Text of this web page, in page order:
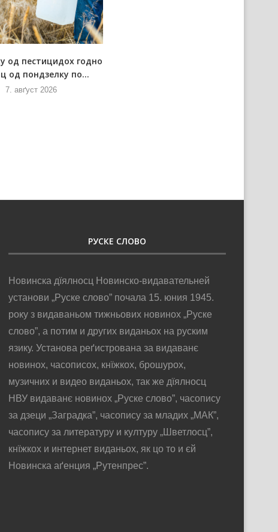
од пестицидох годно
од пондзелку по...
7. авґуст 2026
РУСКЕ СЛОВО
Новинска дїялносц Новинско-видавательней
установи „Руске слово” почала 15. юния 1945.
року з видаваньом тижньових новинох „Руске
слово”, а потим и других виданьох на руским
язику. Установа реґистрована за видаванє
новинох, часописох, кнїжкох, брошурох,
музичних и видео виданьох, так же дїялносц
НВУ видаванє новинох „Руске слово”, часопису
за дзеци „Заградка”, часопису за младих „МАК”,
часопису за литературу и културу „Шветлосц”,
кнїжкох и интернет виданьох, як цо то и єй
Новинска аґенция „Рутенпрес”.